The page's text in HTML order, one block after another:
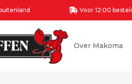
Voor 12:00
Over Makoma